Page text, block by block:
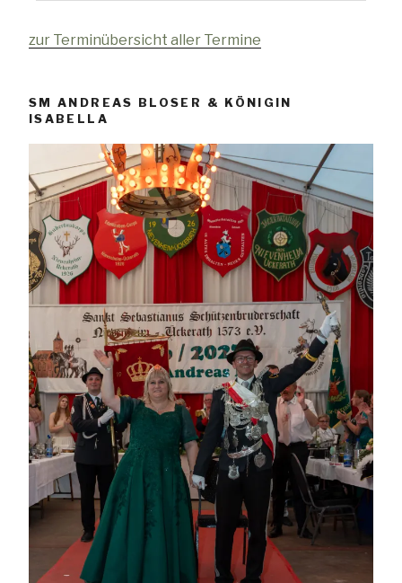
zur Terminübersicht aller Termine
SM ANDREAS BLOSER & KÖNIGIN
ISABELLA